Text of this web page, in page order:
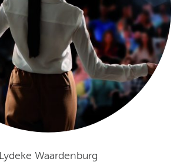
Lydeke Waardenburg